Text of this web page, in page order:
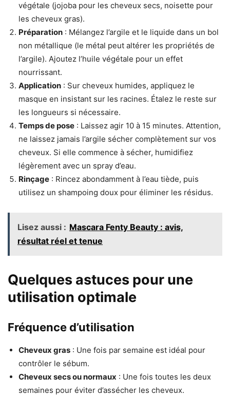
végétale (jojoba pour les cheveux secs, noisette pour
les cheveux gras).
Préparation : Mélangez l’argile et le liquide dans un bol
non métallique (le métal peut altérer les propriétés de
l’argile). Ajoutez l’huile végétale pour un effet
nourrissant.
Application : Sur cheveux humides, appliquez le
masque en insistant sur les racines. Étalez le reste sur
les longueurs si nécessaire.
Temps de pose : Laissez agir 10 à 15 minutes. Attention,
ne laissez jamais l’argile sécher complètement sur vos
cheveux. Si elle commence à sécher, humidifiez
légèrement avec un spray d’eau.
Rinçage : Rincez abondamment à l’eau tiède, puis
utilisez un shampoing doux pour éliminer les résidus.
Lisez aussi : Mascara Fenty Beauty : avis,
résultat réel et tenue
Quelques astuces pour une
utilisation optimale
Fréquence d’utilisation
Cheveux gras : Une fois par semaine est idéal pour
contrôler le sébum.
Cheveux secs ou normaux : Une fois toutes les deux
semaines pour éviter d’assécher les cheveux.